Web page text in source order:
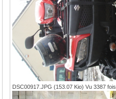
DSC00917.JPG (153.07 Kio) Vu 3387 fois